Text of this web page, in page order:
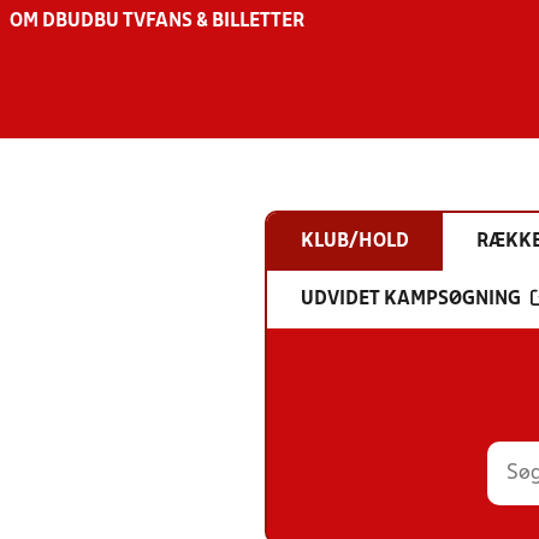
OM DBU DBU TV FANS & BILLETTER
KLUB/HOLD
UDVIDET KAMPSØGNING